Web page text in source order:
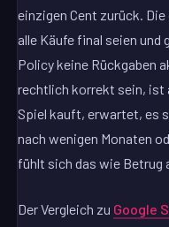
einzigen Cent zurück.
alle Käufe final seien und
Policy keine Rückgaben
rechtlich korrekt sein, ist
Spiel kauft, erwartet, es
nach wenigen Monaten
fühlt sich das wie Betrug
Der Vergleich zu Google